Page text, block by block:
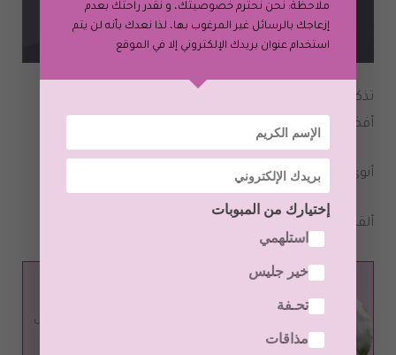
تذكري يا أوركيدتي أن مع كل تغيير في الحياة تحول لحياة
أفضل و أجمل
أنوي لك حياة تتطورين فيها للأفضل بكل سهولة و يسر
ألقاك على خير و حتى لقائنا القادم، أتركك في حفظ الحفيظ
هدى العوبثاني
مساعدة مؤسسة و صانعة محتوى موقع أوركيدفل
ملاحظة: نحن نحترم خصوصيتك، و نقدر راحتك بعدم
إزعاجك بالرسائل غير المرغوب بها، لذا نعدك بأنه لن يتم
استخدام عنوان بريدك الإلكتروني إلا في الموقع
إختيارك من المبوبات
استلهمي
خير جليس
تحـفة
مذاقات